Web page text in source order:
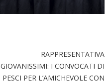
RAPPRESENTATIVA
GIOVANISSIMI: I CONVOCATI DI
PESCI PER L’AMICHEVOLE CON